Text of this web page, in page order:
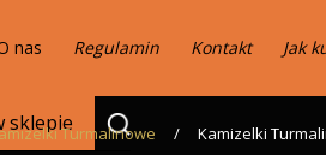
nas Regulamin Kontakt Jak
Turmalinowe / Kamizelki